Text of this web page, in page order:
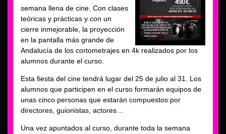
semana llena de cine. Con clases
teóricas y prácticas y con un
cierre inmejorable, la proyección
en la pantalla más grande de
Andalucía de los cortometrajes en 4k realizados por los
alumnos durante el curso.
Esta fiesta del cine tendrá lugar del 25 de julio al 31. Los
alumnos que participen en el curso formarán equipos de
unas cinco personas que estarán compuestos por
directores, guionistas, actores…
Una vez apuntados al curso, durante toda la semana